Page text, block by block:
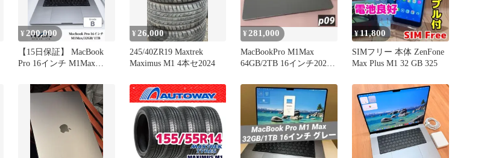
¥ 200,000
【15日保証】 MacBook
Pro 16インチ M1Max
¥ 26,000
245/40ZR19 Maxtrek
Maximus M1 4本セ2024
¥ 281,000
MacBookPro M1Max
64GB/2TB 16インチ2021
¥11,800
SIMフリー 本体 ZenFone
Max Plus M1 32 GB 325